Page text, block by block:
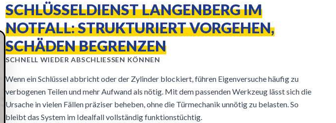
SCHLÜSSELDIENST LANGENBERG IM
NOTFALL: STRUKTURIERT VORGEHEN,
SCHÄDEN BEGRENZEN
SCHNELL WIEDER ABSCHLIESSEN KÖNNEN
Wenn ein Schlüssel abbricht oder der Zylinder blockiert, führen Eigenversuche häufig zu
verbogenen Teilen und mehr Aufwand als nötig. Mit dem passenden Werkzeug lässt sich die
Ursache in vielen Fällen präziser beheben, ohne die Türmechanik unnötig zu belasten. So
bleibt das System im Idealfall vollständig funktionstüchtig.